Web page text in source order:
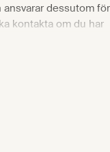
dessutom för
kontakta om du har
helt enkelt har en
inom